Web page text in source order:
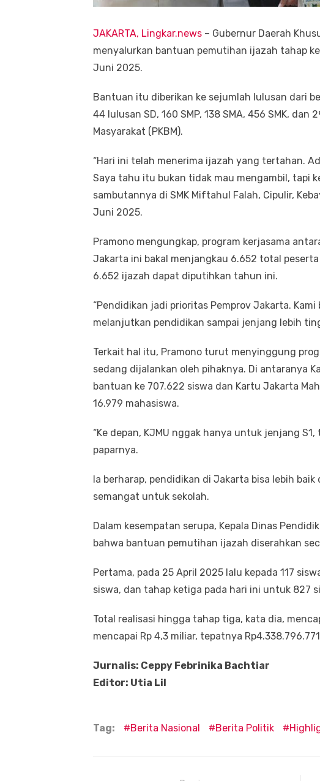
JAKARTA, Lingkar.news – Gubernur Daerah
menyalurkan bantuan pemutihan ijazah tahap
Juni 2025.
Bantuan itu diberikan ke sejumlah lulusan dari
44 lulusan SD, 160 SMP, 138 SMA, 456 SMK,
Masyarakat (PKBM).
“Hari ini telah menerima ijazah yang tertahan.
Saya tahu itu bukan tidak mau mengambil, tapi
sambutannya di SMK Miftahul Falah, Cipulir,
Juni 2025.
Pramono mengungkap, program kerjasama
Jakarta ini bakal menjangkau 6.652 total
6.652 ijazah dapat diputihkan tahun ini.
“Pendidikan jadi prioritas Pemprov Jakarta.
melanjutkan pendidikan sampai jenjang lebih
Terkait hal itu, Pramono turut menyinggung
sedang dijalankan oleh pihaknya. Di antaranya
bantuan ke 707.622 siswa dan Kartu Jakarta
16.979 mahasiswa.
“Ke depan, KJMU nggak hanya untuk jenjang
paparnya.
Ia berharap, pendidikan di Jakarta bisa lebih
semangat untuk sekolah.
Dalam kesempatan serupa, Kepala Dinas
bahwa bantuan pemutihan ijazah diserahkan
Pertama, pada 25 April 2025 lalu kepada 117
siswa, dan tahap ketiga pada hari ini untuk 827
Total realisasi hingga tahap tiga, kata dia,
mencapai Rp 4,3 miliar, tepatnya
Jurnalis: Ceppy Febrinika Bachtiar
Editor: Utia Lil
Tag: Berita Nasional Berita Politik